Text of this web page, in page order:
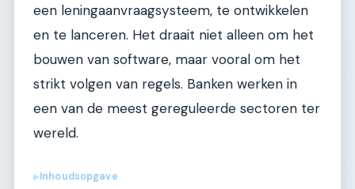
een leningaanvraagsysteem, te ontwikkelen
en te lanceren. Het draait niet alleen om het
bouwen van software, maar vooral om het
strikt volgen van regels. Banken werken in
een van de meest gereguleerde sectoren ter
wereld.
▶Inhoudsopgave